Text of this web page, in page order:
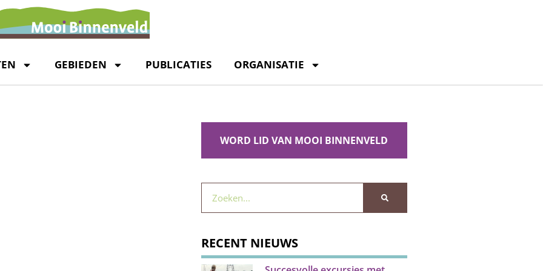
GEBIEDEN PUBLICATIES ORGANISATIE
WORD LID VAN MOOI BINNENVELD
RECENT NIEUWS